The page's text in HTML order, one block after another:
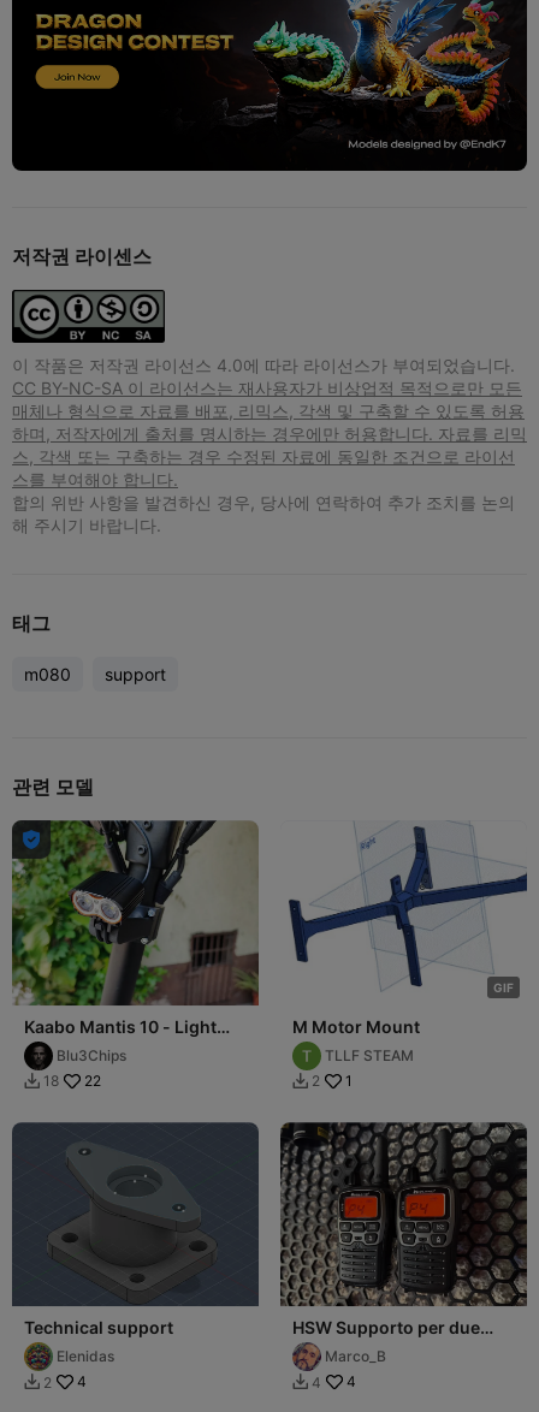
저작권 라이센스
이 작품은 저작권 라이선스 4.0에 따라 라이선스가 부여되었습니다.
CC BY-NC-SA 이 라이선스는 재사용자가 비상업적 목적으로만 모든
매체나 형식으로 자료를 배포, 리믹스, 각색 및 구축할 수 있도록 허용
하며, 저작자에게 출처를 명시하는 경우에만 허용합니다. 자료를 리믹
스, 각색 또는 구축하는 경우 수정된 자료에 동일한 조건으로 라이선
스를 부여해야 합니다.
합의 위반 사항을 발견하신 경우, 당사에 연락하여 추가 조치를 논의
해 주시기 바랍니다.
태그
m080 support
관련 모델

Kaabo Mantis 10 - Light
SupportBlu3Chips
 18 22
GIF
M Motor Mount
TLLF STEAM
 2 1
Technical support
Elenidas
 2 4
HSW Supporto per due
Radio PMR 446 Midland
XT70 o Simili
Marco_B
 4 4